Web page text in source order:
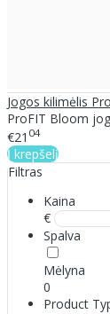
Jogos kilimėlis
ProFIT Bloom
€21 04
Į krepšelį
Filtras
Kaina
€
Spalva
Mėlyna
0
Product